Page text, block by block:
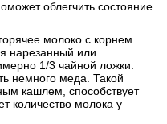
облегчить состояние.
молоко с корнем
нарезанный или
1/3 чайной ложки.
немного меда. Такой
кашлем, способствует
количество молока у